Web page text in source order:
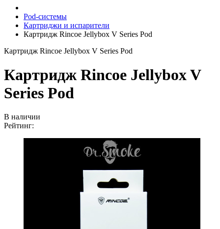
Pod-системы
Картриджи и испарители
Картридж Rincoe Jellybox V Series Pod
Картридж Rincoe Jellybox V Series Pod
Картридж Rincoe Jellybox V
Series Pod
В наличии
Рейтинг: